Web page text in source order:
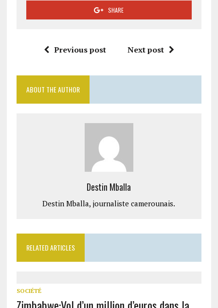
SHARE
Previous post Next post
ABOUT THE AUTHOR
Destin Mballa
Destin Mballa, journaliste camerounais.
RELATED ARTICLES
SOCIÉTÉ